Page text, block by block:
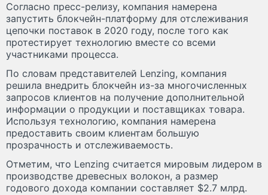
Согласно пресс-релизу, компания намерена
запустить блокчейн-платформу для отслеживания
цепочки поставок в 2020 году, после того как
протестирует технологию вместе со всеми
участниками процесса.
По словам представителей Lenzing, компания
решила внедрить блокчейн из-за многочисленных
запросов клиентов на получение дополнительной
информации о продукции и поставщиках товара.
Используя технологию, компания намерена
предоставить своим клиентам большую
прозрачность и отслеживаемость.
Отметим, что Lenzing считается мировым лидером в
производстве древесных волокон, а размер
годового дохода компании составляет $2.7 млрд.